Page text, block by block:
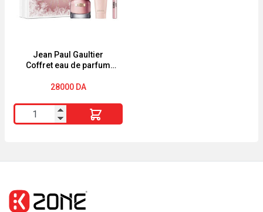
Homme-
4.5ml-
Jean Paul Gaultier
Coffret eau de parfum
28000 DA
quantité
de
Coffret
eau